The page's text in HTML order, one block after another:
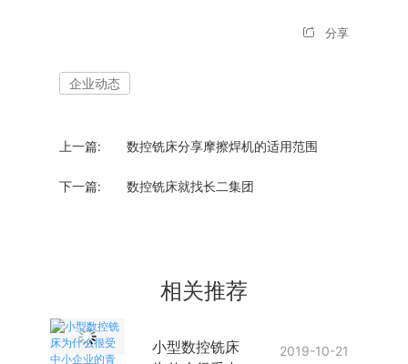
分享
企业动态
上一篇: 数控铣床分享摩擦焊机的适用范围
下一篇: 数控铣床就找长二集团
相关推荐
小型数控铣床
2019-10-21